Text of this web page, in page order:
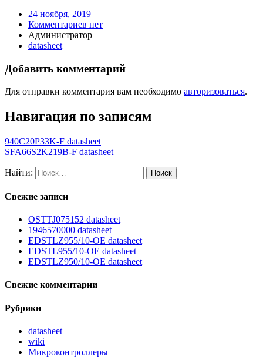
24 ноября, 2019
Комментариев нет
Администратор
datasheet
Добавить комментарий
Для отправки комментария вам необходимо авторизоваться.
Навигация по записям
940C20P33K-F datasheet
SFA66S2K219B-F datasheet
Найти:
Свежие записи
OSTTJ075152 datasheet
1946570000 datasheet
EDSTLZ955/10-OE datasheet
EDSTL955/10-OE datasheet
EDSTLZ950/10-OE datasheet
Свежие комментарии
Рубрики
datasheet
wiki
Микроконтроллеры